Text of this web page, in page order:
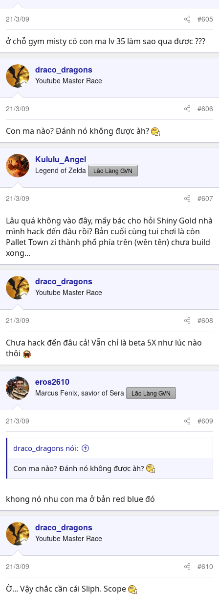
21/3/09 #605
ở chỗ gym misty có con ma lv 35 làm sao qua đươc ???
draco_dragons
Youtube Master Race
21/3/09 #606
Con ma nào? Đánh nó không được àh?
Kululu_Angel
Legend of Zelda Lão Làng GVN
21/3/09 #607
Lâu quá không vào đây, mấy bác cho hỏi Shiny Gold nhà
mình hack đến đâu rồi? Bản cuối cùng tui chơi là còn
Pallet Town zí thành phố phía trên (wên tên) chưa build
xong...
draco_dragons
Youtube Master Race
21/3/09 #608
Chưa hack đến đâu cả! Vẫn chỉ là beta 5X như lúc nào
thôi
eros2610
Marcus Fenix, savior of Sera Lão Làng GVN
21/3/09 #609
draco_dragons nói:
Con ma nào? Đánh nó không được àh?
khong nó nhu con ma ở bản red blue đó
draco_dragons
Youtube Master Race
21/3/09 #610
Ờ... Vậy chắc cần cái Sliph. Scope